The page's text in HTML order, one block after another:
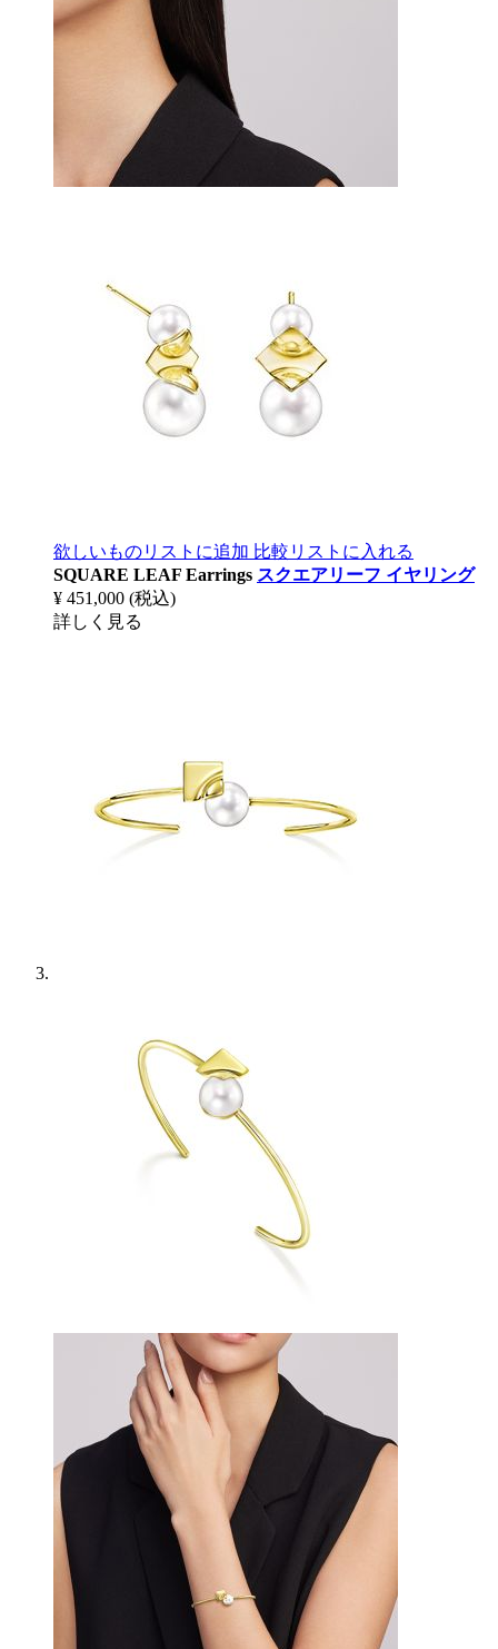
欲しいものリストに追加 比較リストに入れる
SQUARE LEAF Earrings スクエアリーフ イヤリング
¥ 451,000 (税込)
詳しく見る